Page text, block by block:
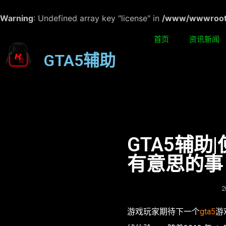
Warning: Undefined array key "license" in /www/
GTA5辅助
首页 资讯新闻
GTA5辅助
有意思的事
游戏玩家期待下一个gta5游